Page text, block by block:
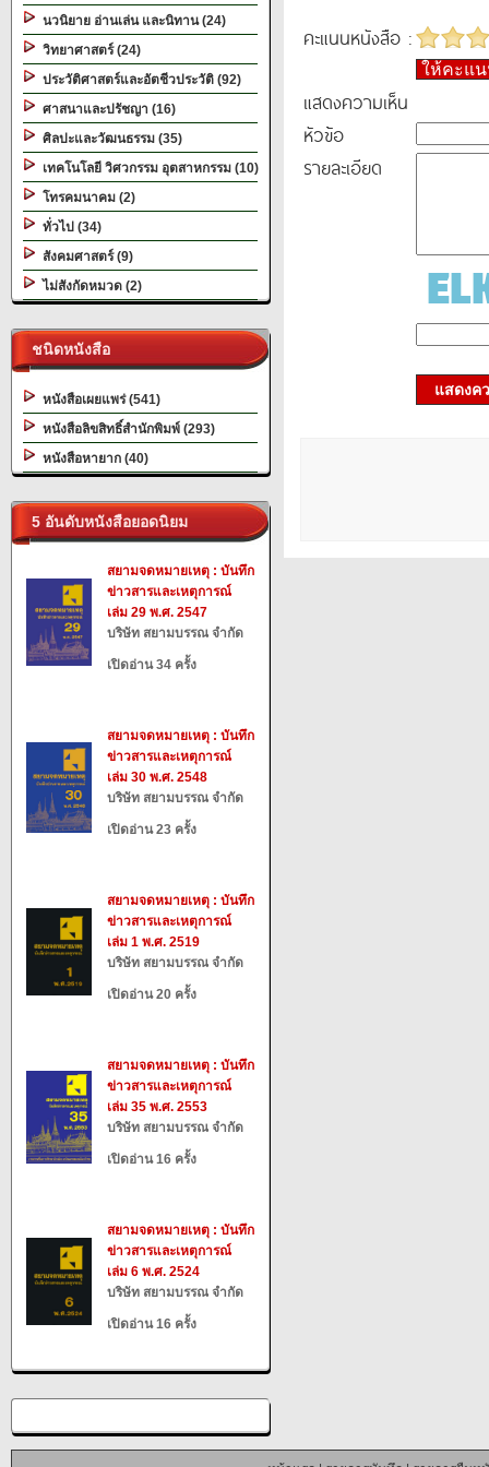
นวนิยาย อ่านเล่น และนิทาน (24)
วิทยาศาสตร์ (24)
ประวัติศาสตร์และอัตชีวประวัติ (92)
ศาสนาและปรัชญา (16)
ศิลปะและวัฒนธรรม (35)
เทคโนโลยี วิศวกรรม อุตสาหกรรม (10)
โทรคมนาคม (2)
ทั่วไป (34)
สังคมศาสตร์ (9)
ไม่สังกัดหมวด (2)
ชนิดหนังสือ
หนังสือเผยแพร่ (541)
หนังสือลิขสิทธิ์สำนักพิมพ์ (293)
หนังสือหายาก (40)
5 อันดับหนังสือยอดนิยม
สยามจดหมายเหตุ : บันทึก
ข่าวสารและเหตุการณ์
เล่ม 29 พ.ศ. 2547
บริษัท สยามบรรณ จำกัด
เปิดอ่าน 34 ครั้ง
สยามจดหมายเหตุ : บันทึก
ข่าวสารและเหตุการณ์
เล่ม 30 พ.ศ. 2548
บริษัท สยามบรรณ จำกัด
เปิดอ่าน 23 ครั้ง
สยามจดหมายเหตุ : บันทึก
ข่าวสารและเหตุการณ์
เล่ม 1 พ.ศ. 2519
บริษัท สยามบรรณ จำกัด
เปิดอ่าน 20 ครั้ง
สยามจดหมายเหตุ : บันทึก
ข่าวสารและเหตุการณ์
เล่ม 35 พ.ศ. 2553
บริษัท สยามบรรณ จำกัด
เปิดอ่าน 16 ครั้ง
สยามจดหมายเหตุ : บันทึก
ข่าวสารและเหตุการณ์
เล่ม 6 พ.ศ. 2524
บริษัท สยามบรรณ จำกัด
เปิดอ่าน 16 ครั้ง
คะแนนหนังสือ :
ให้คะแ
แสดงความเห็น
หัวข้อ
รายละเอียด
แสดงค